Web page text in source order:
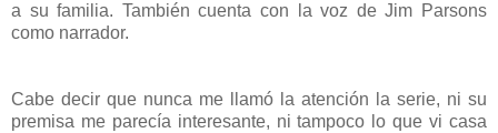
a su familia. También cuenta con la voz de Jim Parsons
como narrador.
Cabe decir que nunca me llamó la atención la serie, ni su
premisa me parecía interesante, ni tampoco lo que vi casa